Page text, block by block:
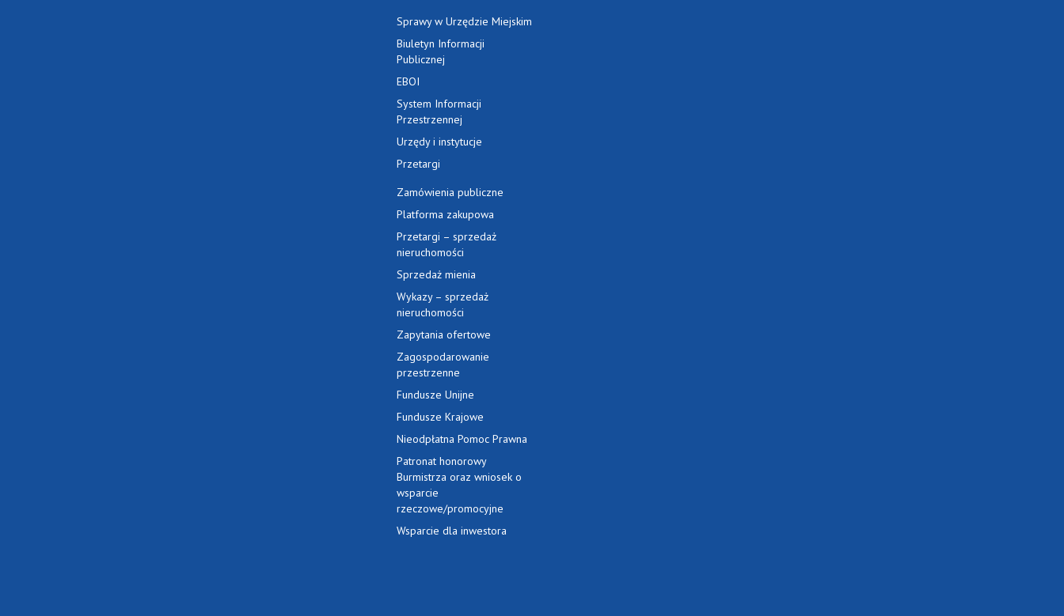
Sprawy w Urzędzie Miejskim
Biuletyn Informacji
Publicznej
EBOI
System Informacji
Przestrzennej
Urzędy i instytucje
Przetargi
Zamówienia publiczne
Platforma zakupowa
Przetargi – sprzedaż
nieruchomości
Sprzedaż mienia
Wykazy – sprzedaż
nieruchomości
Zapytania ofertowe
Zagospodarowanie
przestrzenne
Fundusze Unijne
Fundusze Krajowe
Nieodpłatna Pomoc Prawna
Patronat honorowy
Burmistrza oraz wniosek o
wsparcie
rzeczowe/promocyjne
Wsparcie dla inwestora